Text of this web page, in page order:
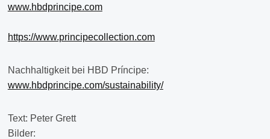
www.hbdprincipe.com
https://www.principecollection.com
Nachhaltigkeit bei HBD Príncipe:
www.hbdprincipe.com/sustainability/
Text: Peter Grett
Bilder: